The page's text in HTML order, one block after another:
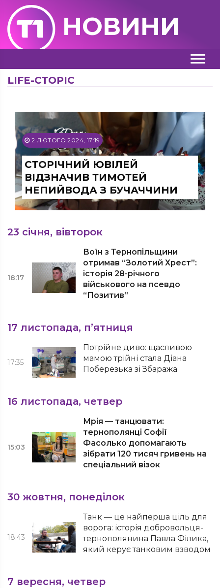
НОВИНИ
LIFE-СТОРІС
2 ЛЮТОГО 2024, 17:19
СТОРІЧНИЙ ЮВІЛЕЙ
ВІДЗНАЧИВ ТИМОТЕЙ
НЕПИЙВОДА З БУЧАЧЧИНИ
23 січня, вівторок
18:17
Воїн з Тернопільщини
отримав “Золотий Хрест”:
історія 28-річного
військового на псевдо
“Позитив”
17 листопада, п’ятниця
17:35
Потрійне диво: щасливою
мамою трійні стала Діана
Поберезька зі Збаража
16 листопада, четвер
15:03
Мрія — танцювати:
тернополянці Софії
Фасолько допомагають
зібрати 120 тисяч гривень на
спеціальний візок
30 жовтня, понеділок
18:43
Танк — це найперша ціль для
ворога: історія добровольця-
тернополянина Павла Філика,
який керує танковим взводом
7 вересня, четвер